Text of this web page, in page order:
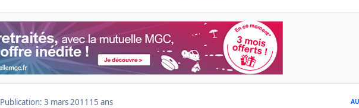
Publication: 3 mars 2011 15 ans